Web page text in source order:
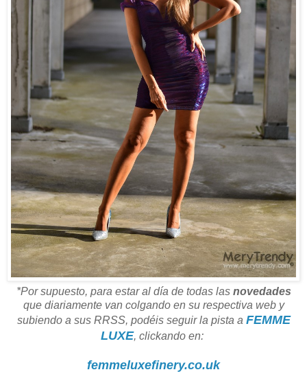
*Por supuesto, para estar al día de todas las novedades
que diariamente van colgando en su respectiva web y
subiendo a sus RRSS, podéis seguir la pista a FEMME
LUXE, clickando en:
femmeluxefinery.co.uk